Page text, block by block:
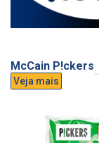
McCain P!ckers
Veja mais